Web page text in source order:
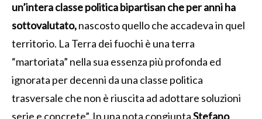
un’intera classe politica bipartisan che per anni ha
sottovalutato,nascosto quello che accadeva in quel
territorio. La Terra dei fuochi è una terra
“martoriata” nella sua essenza più profonda ed
ignorata per decenni da una classe politica
trasversale che non è riuscita ad adottare soluzioni
serie e concrete”. In una nota congiuntaStefano